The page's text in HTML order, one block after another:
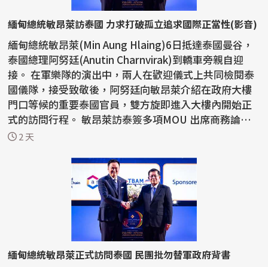
緬甸總統敏昂萊訪泰國 力求打破孤立追求國際正當性(影音)
緬甸總統敏昂萊(Min Aung Hlaing)6日抵達泰國曼谷，
泰國總理阿努廷(Anutin Charnvirak)到轎車旁親自迎
接。 在軍樂隊的演出中，兩人在歡迎儀式上共同檢閱泰
國儀隊，接受致敬後，阿努廷向敏昂萊介紹在政府大樓
門口等候的重要泰國官員，雙方旋即進入大樓內開始正
式的訪問行程。 敏昂萊訪泰簽多項MOU 出席商務論壇
推動...
2 天
緬甸總統敏昂萊正式訪問泰國 民團批勿替軍政府背書